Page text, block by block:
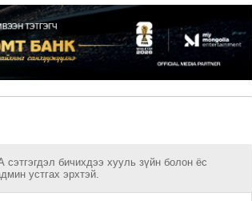
бичихдээ хууль зүйн болон ёс
устгах эрхтэй.